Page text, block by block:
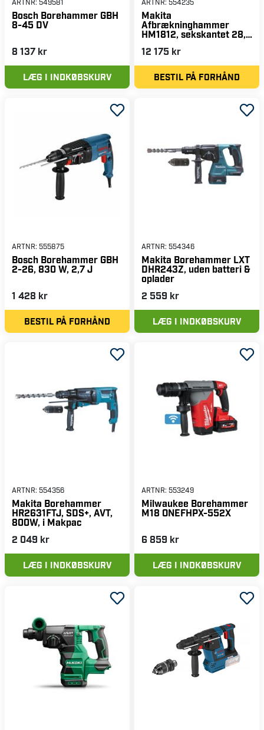
ARTNR: 549581
Bosch Borehammer GBH
8-45 DV
8 137 kr
LÆG I INDKØBSKURV
ARTNR: 554235
Makita
Afbrækninghammer
HM1812, sekskantet 28,6
12 175 kr
BESTIL PÅ FORHÅND
ARTNR: 555875
Bosch Borehammer GBH
2-26, 830 W, 2,7 J
1 428 kr
BESTIL PÅ FORHÅND
ARTNR: 554346
Makita Borehammer LXT
DHR243Z, uden batteri &
oplader
2 559 kr
LÆG I INDKØBSKURV
ARTNR: 554356
Makita Borehammer
HR2631FTJ, SDS+, AVT,
800W, i Makpac
2 049 kr
LÆG I INDKØBSKURV
ARTNR: 553249
Milwaukee Borehammer
M18 ONEFHPX-552X
6 859 kr
LÆG I INDKØBSKURV